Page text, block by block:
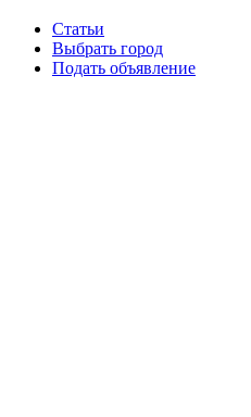
Статьи
Выбрать город
Подать объявление